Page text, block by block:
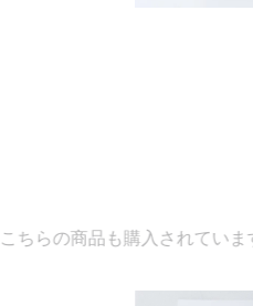
されています。